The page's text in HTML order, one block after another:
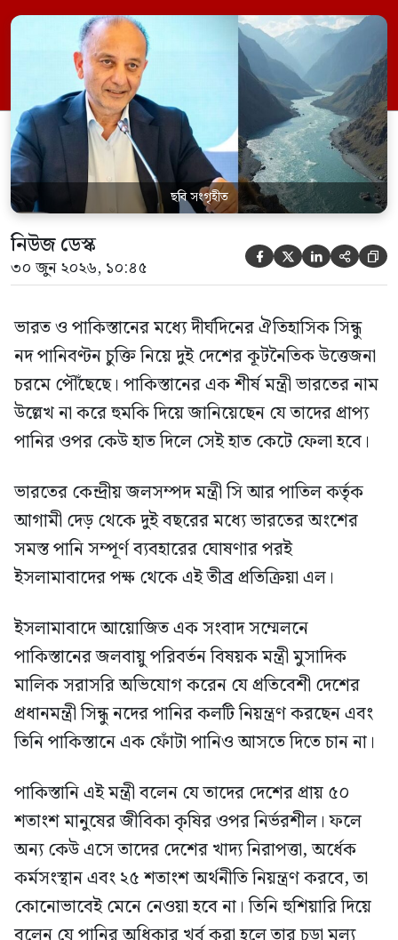
পানির ওপর কেউ হাত দিলে সেই হাত কেটে
ফেলা হবে। ভারতের কেন্দ্রীয় জলসম্পদ মন্ত্রী সি
আর পাতিল কর্তৃক আগামী দেড় থেকে দুই বছরের
[…]
ছবি সংগৃহীত
নিউজ ডেস্ক
৩০ জুন ২০২৬, ১০:৪৫     
ভারত ও পাকিস্তানের মধ্যে দীর্ঘদিনের ঐতিহাসিক সিন্ধু
নদ পানিবণ্টন চুক্তি নিয়ে দুই দেশের কূটনৈতিক উত্তেজনা
চরমে পৌঁছেছে। পাকিস্তানের এক শীর্ষ মন্ত্রী ভারতের নাম
উল্লেখ না করে হুমকি দিয়ে জানিয়েছেন যে তাদের প্রাপ্য
পানির ওপর কেউ হাত দিলে সেই হাত কেটে ফেলা হবে।
ভারতের কেন্দ্রীয় জলসম্পদ মন্ত্রী সি আর পাতিল কর্তৃক
আগামী দেড় থেকে দুই বছরের মধ্যে ভারতের অংশের
সমস্ত পানি সম্পূর্ণ ব্যবহারের ঘোষণার পরই
ইসলামাবাদের পক্ষ থেকে এই তীব্র প্রতিক্রিয়া এল।
ইসলামাবাদে আয়োজিত এক সংবাদ সম্মেলনে
পাকিস্তানের জলবায়ু পরিবর্তন বিষয়ক মন্ত্রী মুসাদিক
মালিক সরাসরি অভিযোগ করেন যে প্রতিবেশী দেশের
প্রধানমন্ত্রী সিন্ধু নদের পানির কলটি নিয়ন্ত্রণ করছেন এবং
তিনি পাকিস্তানে এক ফোঁটা পানিও আসতে দিতে চান না।
পাকিস্তানি এই মন্ত্রী বলেন যে তাদের দেশের প্রায় ৫০
শতাংশ মানুষের জীবিকা কৃষির ওপর নির্ভরশীল। ফলে
অন্য কেউ এসে তাদের দেশের খাদ্য নিরাপত্তা, অর্ধেক
কর্মসংস্থান এবং ২৫ শতাংশ অর্থনীতি নিয়ন্ত্রণ করবে, তা
কোনোভাবেই মেনে নেওয়া হবে না। তিনি হুশিয়ারি দিয়ে